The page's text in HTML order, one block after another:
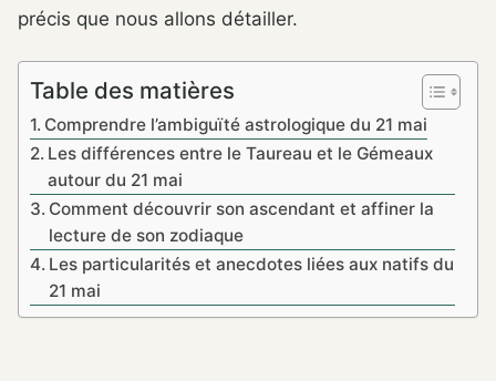
précis que nous allons détailler.
Table des matières
Comprendre l’ambiguïté astrologique du 21 mai
Les différences entre le Taureau et le Gémeaux
autour du 21 mai
Comment découvrir son ascendant et affiner la
lecture de son zodiaque
Les particularités et anecdotes liées aux natifs du
21 mai